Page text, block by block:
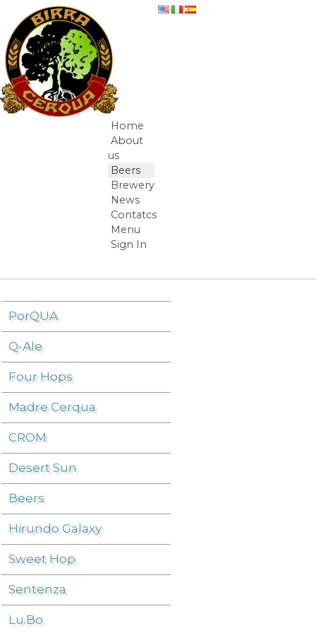
Skip to Content
Navigation
Home
About
us
Beers
Brewery
News
Contatcs
Menu
Sign In
Breadcrumbs
Beers / Birra di Natale
PorQUA
Q-Ale
Four Hops
Madre Cerqua
CROM
Desert Sun
Beers
Hirundo Galaxy
Sweet Hop
Sentenza
Lu.Bo